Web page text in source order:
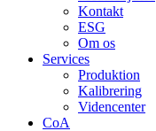
Kontakt
ESG
Om os
Services
Produktion
Kalibrering
Videncenter
CoA